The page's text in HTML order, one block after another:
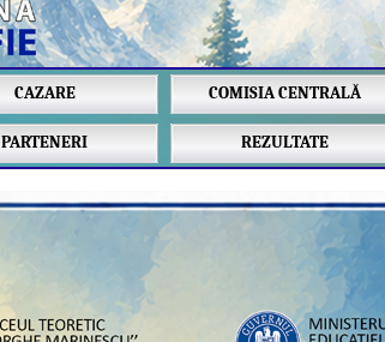
CAZARE COMISIA CENTRALĂ
PARTENERI REZULTATE